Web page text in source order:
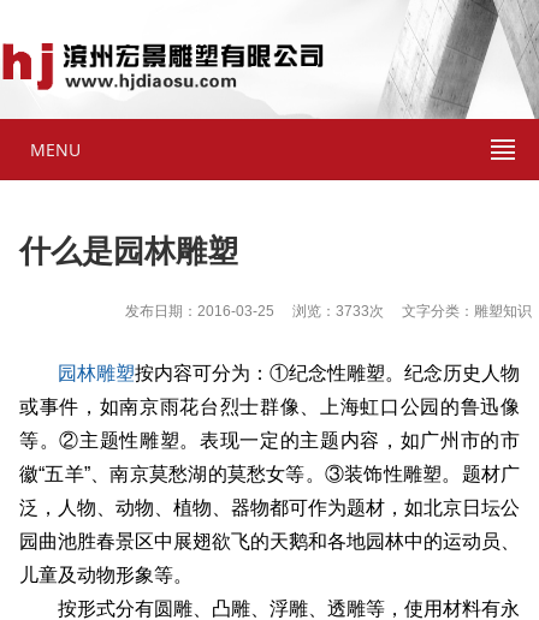
MENU
什么是园林雕塑
发布日期：2016-03-25 浏览：3733次 文字分类：雕塑知识
园林雕塑按内容可分为：①纪念性雕塑。纪念历史人物
或事件，如南京雨花台烈士群像、上海虹口公园的鲁迅像
等。②主题性雕塑。表现一定的主题内容，如广州市的市
徽“五羊”、南京莫愁湖的莫愁女等。③装饰性雕塑。题材广
泛，人物、动物、植物、器物都可作为题材，如北京日坛公
园曲池胜春景区中展翅欲飞的天鹅和各地园林中的运动员、
儿童及动物形象等。
按形式分有圆雕、凸雕、浮雕、透雕等，使用材料有永